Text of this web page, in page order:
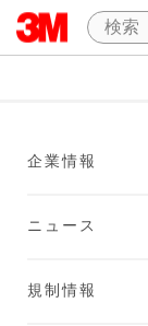
企業情報
ニュース
規制情報